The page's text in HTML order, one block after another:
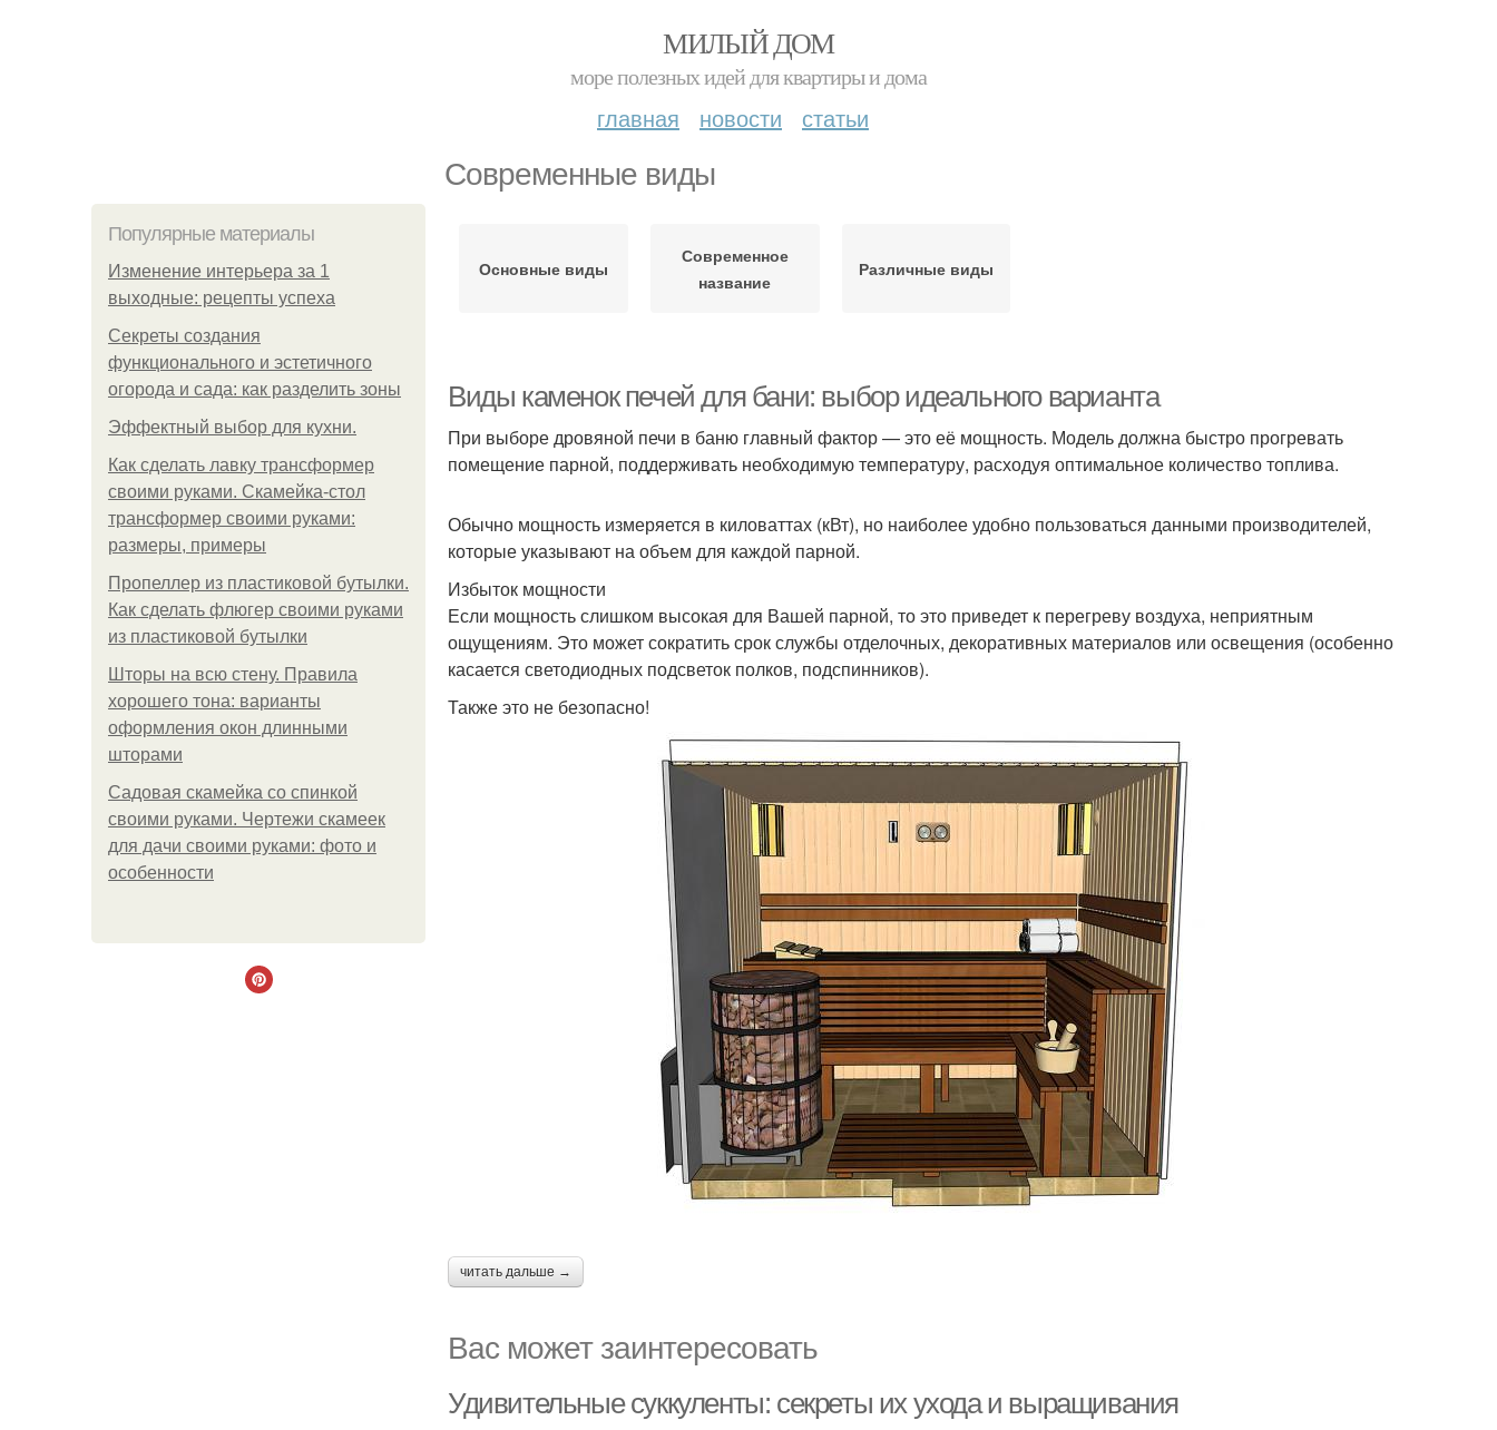
МИЛЫЙ ДОМ
море полезных идей для квартиры и дома
главная новости статьи
Современные виды
Популярные материалы
Изменение интерьера за 1
выходные: рецепты успеха
Секреты создания
функционального и эстетичного
огорода и сада: как разделить зоны
Эффектный выбор для кухни.
Как сделать лавку трансформер
своими руками. Скамейка-стол
трансформер своими руками:
размеры, примеры
Пропеллер из пластиковой бутылки.
Как сделать флюгер своими руками
из пластиковой бутылки
Шторы на всю стену. Правила
хорошего тона: варианты
оформления окон длинными
шторами
Садовая скамейка со спинкой
своими руками. Чертежи скамеек
для дачи своими руками: фото и
особенности
Основные виды
Современное
название
Различные виды
Виды каменок печей для бани: выбор идеального варианта
При выборе дровяной печи в баню главный фактор — это её мощность. Модель должна быстро прогревать
помещение парной, поддерживать необходимую температуру, расходуя оптимальное количество топлива.
Обычно мощность измеряется в киловаттах (кВт), но наиболее удобно пользоваться данными производителей,
которые указывают на объем для каждой парной.
Избыток мощности
Если мощность слишком высокая для Вашей парной, то это приведет к перегреву воздуха, неприятным
ощущениям. Это может сократить срок службы отделочных, декоративных материалов или освещения (особенно
касается светодиодных подсветок полков, подспинников).
Также это не безопасно!
читать дальше →
Вас может заинтересовать
Удивительные суккуленты: секреты их ухода и выращивания